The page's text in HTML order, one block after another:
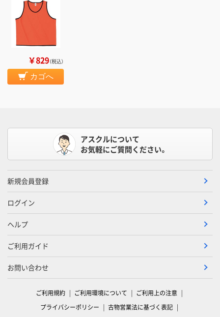
￥829（税込）
カゴへ
アスクルについて
お気軽にご質問ください。
新規会員登録
ログイン
ヘルプ
ご利用ガイド
お問い合わせ
ご利用規約 ご利用環境について
ご利用上の注意
プライバシーポリシー
古物営業法に基づく表記